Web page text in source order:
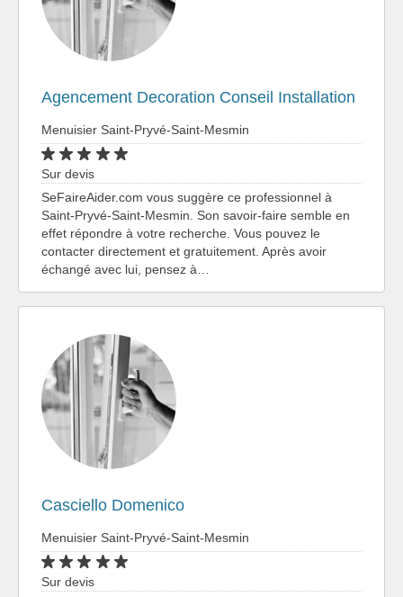
Agencement Decoration Conseil Installation
Menuisier Saint-Pryvé-Saint-Mesmin
Sur devis
SeFaireAider.com vous suggère ce professionnel à
Saint-Pryvé-Saint-Mesmin. Son savoir-faire semble en
effet répondre à votre recherche. Vous pouvez le
contacter directement et gratuitement. Après avoir
échangé avec lui, pensez à…
Casciello Domenico
Menuisier Saint-Pryvé-Saint-Mesmin
Sur devis